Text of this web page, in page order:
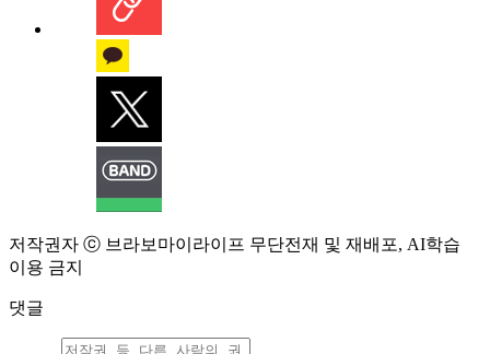
저작권자 ⓒ 브라보마이라이프 무단전재 및 재배포, AI학습
이용 금지
댓글